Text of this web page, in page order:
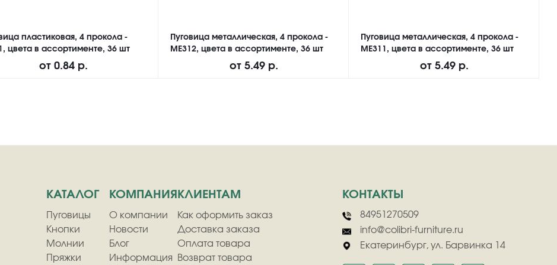
пластиковая, 4 прокола -
цвета в ассортименте, 36 шт
от 0.84 р.
Пуговица металлическая, 4 прокола -
ME312, цвета в ассортименте, 36 шт
от 5.49 р.
Пуговица металлическая, 4 прокола -
ME311, цвета в ассортименте, 36 шт
от 5.49 р.
КАТАЛОГ
Пуговицы
Кнопки
Молнии
Пряжки
КОМПАНИЯ
О компании
Новости
Блог
Информация
КЛИЕНТАМ
Как оформить заказ
Доставка заказа
Оплата товара
Возврат товара
КОНТАКТЫ
84951270509
info@colibri-furniture.ru
Екатеринбург, ул. Барвинка 14